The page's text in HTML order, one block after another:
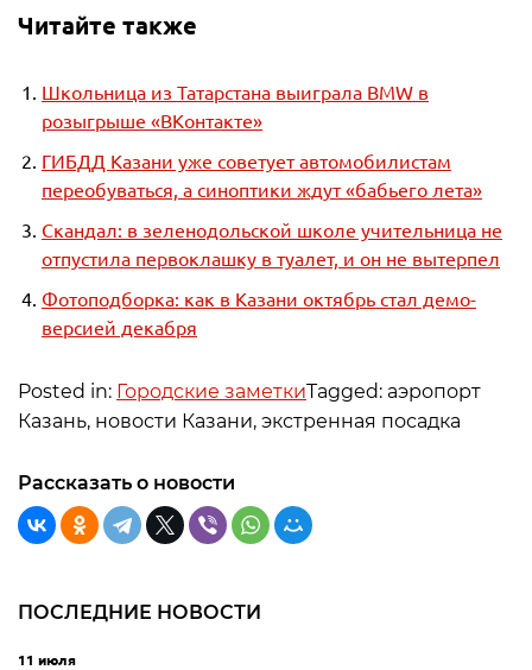
Читайте также
Школьница из Татарстана выиграла BMW в
розыгрыше «ВКонтакте»
ГИБДД Казани уже советует автомобилистам
переобуваться, а синоптики ждут «бабьего лета»
Скандал: в зеленодольской школе учительница не
отпустила первоклашку в туалет, и он не вытерпел
Фотоподборка: как в Казани октябрь стал демо-
версией декабря
Posted in: Городские заметкиTagged: аэропорт
Казань, новости Казани, экстренная посадка
Рассказать о новости
ПОСЛЕДНИЕ НОВОСТИ
11 июля